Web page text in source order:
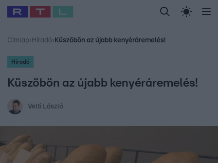
Legfrissebb RTL Híradó Randi Celeb vagyok,
Babits Marcella Most Wanted Gallusz
Címlap› Híradó› Küszöbön az újabb kenyéráremelés!
Híradó
Küszöbön az újabb kenyéráremelés!
Velti László